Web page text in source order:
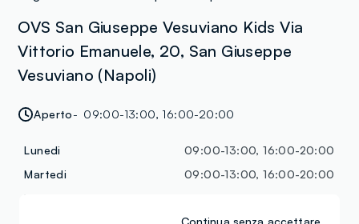
OVS San Giuseppe Vesuviano Kids Via
Vittorio Emanuele, 20, San Giuseppe
Vesuviano (Napoli)
Aperto 09:00-13:00, 16:00-20:00
Lunedi
09:00-13:00, 16:00-20:00
Martedi
09:00-13:00, 16:00-20:00
Continua senza accettare